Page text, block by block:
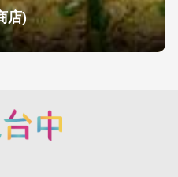
店)